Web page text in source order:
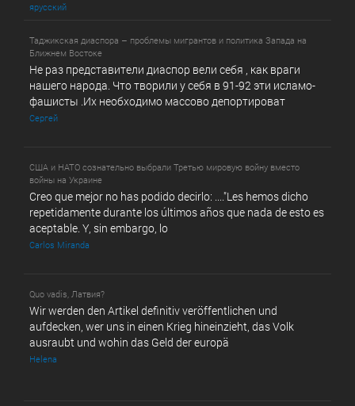
ярусский
Таджикская диаспора – проблемы мигрантов и политика Запада на
Ближнем Востоке
Не раз представители диаспор вели себя , как враги
нашего народа. Что творили у себя в 91-92 эти исламо-
фашисты .Их необходимо массово депортироват
Сергей
США и НАТО сознательно выбрали Третью мировую войну вместо
войны на Украине
Creo que mejor no has podido decirlo: ...."Les hemos dicho
repetidamente durante los últimos años que nada de esto es
aceptable. Y, sin embargo, lo
Carlos Miranda
Quo vadis, Латвия?
Wir werden den Artikel definitiv veröffentlichen und
aufdecken, wer uns in einen Krieg hineinzieht, das Volk
ausraubt und wohin das Geld der europä
Helena